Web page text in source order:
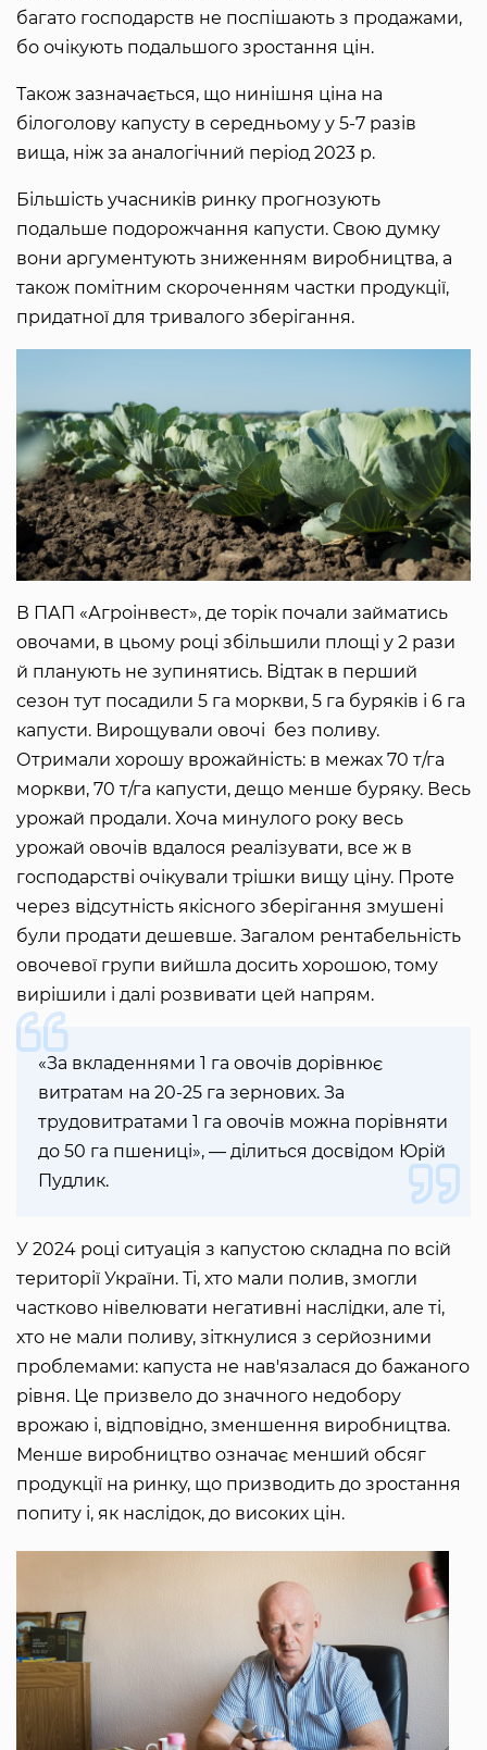
багато господарств не поспішають з продажами,
бо очікують подальшого зростання цін.
Також зазначається, що нинішня ціна на
білоголову капусту в середньому у 5-7 разів
вища, ніж за аналогічний період 2023 р.
Більшість учасників ринку прогнозують
подальше подорожчання капусти. Свою думку
вони аргументують зниженням виробництва, а
також помітним скороченням частки продукції,
придатної для тривалого зберігання.
В ПАП «Агроінвест», де торік почали займатись
овочами, в цьому році збільшили площі у 2 рази
й планують не зупинятись. Відтак в перший
сезон тут посадили 5 га моркви, 5 га буряків і 6 га
капусти. Вирощували овочі без поливу.
Отримали хорошу врожайність: в межах 70 т/га
моркви, 70 т/га капусти, дещо менше буряку. Весь
урожай продали. Хоча минулого року весь
урожай овочів вдалося реалізувати, все ж в
господарстві очікували трішки вищу ціну. Проте
через відсутність якісного зберігання змушені
були продати дешевше. Загалом рентабельність
овочевої групи вийшла досить хорошою, тому
вирішили і далі розвивати цей напрям.
«За вкладеннями 1 га овочів дорівнює
витратам на 20-25 га зернових. За
трудовитратами 1 га овочів можна порівняти
до 50 га пшениці», — ділиться досвідом Юрій
Пудлик.
У 2024 році ситуація з капустою складна по всій
території України. Ті, хто мали полив, змогли
частково нівелювати негативні наслідки, але ті,
хто не мали поливу, зіткнулися з серйозними
проблемами: капуста не нав'язалася до бажаного
рівня. Це призвело до значного недобору
врожаю і, відповідно, зменшення виробництва.
Менше виробництво означає менший обсяг
продукції на ринку, що призводить до зростання
попиту і, як наслідок, до високих цін.